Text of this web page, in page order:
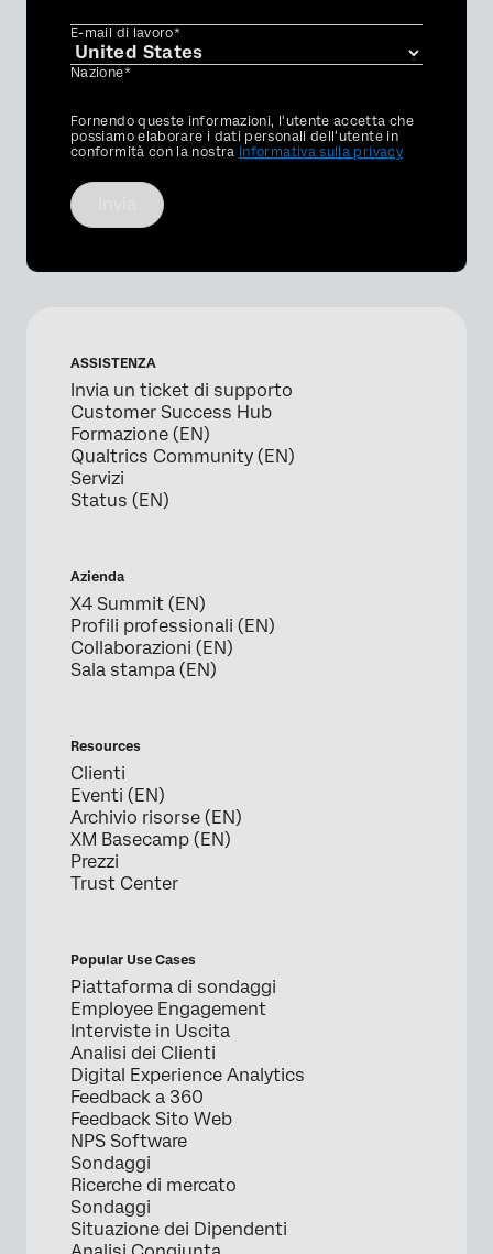
E-mail di lavoro*
Nazione*
Privacy
Optin
Fornendo queste informazioni, l'utente accetta che
possiamo elaborare i dati personali dell'utente in
conformità con la nostra Informativa sulla privacy
ASSISTENZA
Invia un ticket di supporto
Customer Success Hub
Formazione (EN)
Qualtrics Community (EN)
Servizi
Status (EN)
Azienda
X4 Summit (EN)
Profili professionali (EN)
Collaborazioni (EN)
Sala stampa (EN)
Resources
Clienti
Eventi (EN)
Archivio risorse (EN)
XM Basecamp (EN)
Prezzi
Trust Center
Popular Use Cases
Piattaforma di sondaggi
Employee Engagement
Interviste in Uscita
Analisi dei Clienti
Digital Experience Analytics
Feedback a 360
Feedback Sito Web
NPS Software
Sondaggi
Ricerche di mercato
Sondaggi
Situazione dei Dipendenti